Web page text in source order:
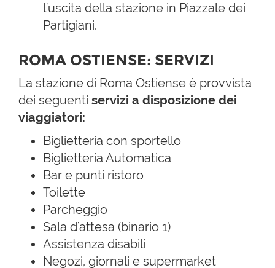
l'uscita della stazione in Piazzale dei
Partigiani.
ROMA OSTIENSE: SERVIZI
La stazione di Roma Ostiense è provvista
dei seguenti servizi a disposizione dei
viaggiatori:
Biglietteria con sportello
Biglietteria Automatica
Bar e punti ristoro
Toilette
Parcheggio
Sala d'attesa (binario 1)
Assistenza disabili
Negozi, giornali e supermarket